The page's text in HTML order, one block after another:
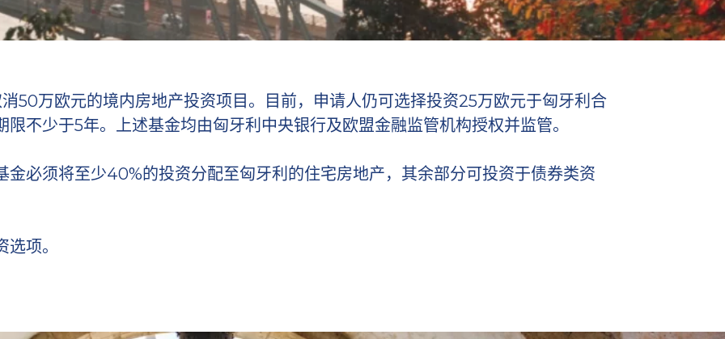
50万欧元的境内房地产投资项目。目前，申请人仍可选择投资25万欧元于匈牙利合
不少于5年。上述基金均由匈牙利中央银行及欧盟金融监管机构授权并监管。
金必须将至少40%的投资分配至匈牙利的住宅房地产，其余部分可投资于债券类资
项。